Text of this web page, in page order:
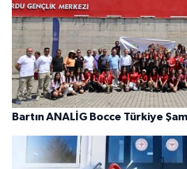
Bartın ANALİG Bocce Türkiye